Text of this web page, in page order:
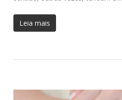
Leia mais